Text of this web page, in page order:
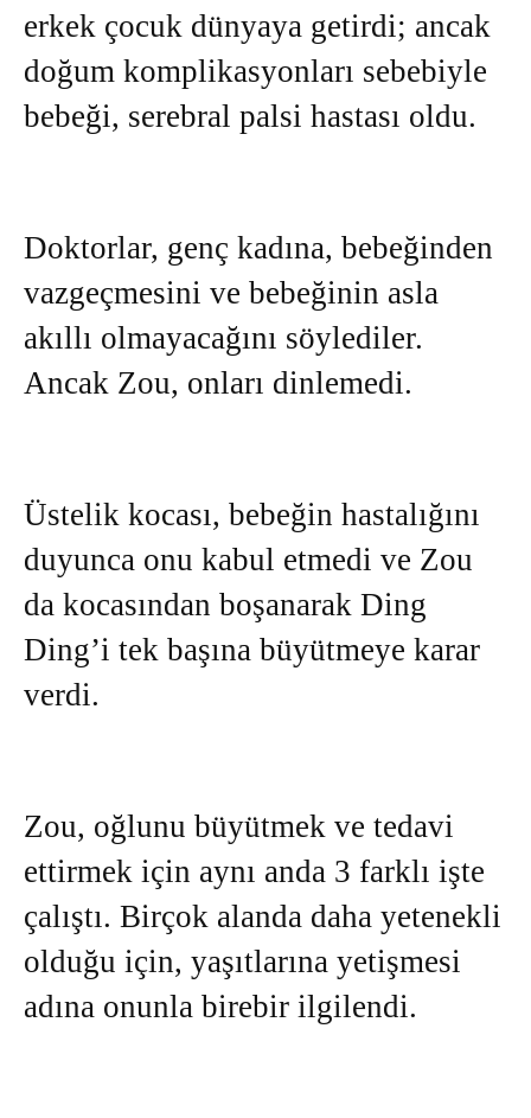
erkek çocuk dünyaya getirdi; ancak
doğum komplikasyonları sebebiyle
bebeği, serebral palsi hastası oldu.
Doktorlar, genç kadına, bebeğinden
vazgeçmesini ve bebeğinin asla
akıllı olmayacağını söylediler.
Ancak Zou, onları dinlemedi.
Üstelik kocası, bebeğin hastalığını
duyunca onu kabul etmedi ve Zou
da kocasından boşanarak Ding
Ding’i tek başına büyütmeye karar
verdi.
Zou, oğlunu büyütmek ve tedavi
ettirmek için aynı anda 3 farklı işte
çalıştı. Birçok alanda daha yetenekli
olduğu için, yaşıtlarına yetişmesi
adına onunla birebir ilgilendi.